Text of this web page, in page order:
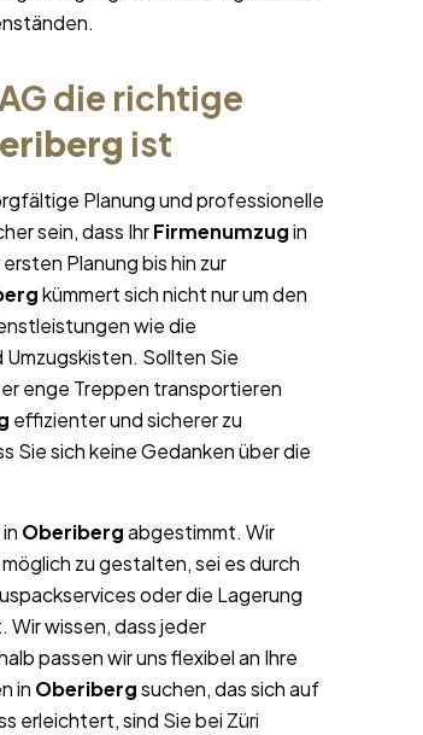
die richtige
ist
Planung und professionelle
sein, dass IhrFirmenumzugin
Planung bis hin zur
kümmert sich nicht nur um den
wie die
Sollten Sie
enge Treppen transportieren
effizienter und sicherer zu
Sie sich keine Gedanken über die
Oberibergabgestimmt. Wir
zu gestalten, sei es durch
oder die Lagerung
Wir wissen, dass jeder
passen wir uns flexibel an Ihre
in Oberibergsuchen, das sich auf
erleichtert, sind Sie bei Züri